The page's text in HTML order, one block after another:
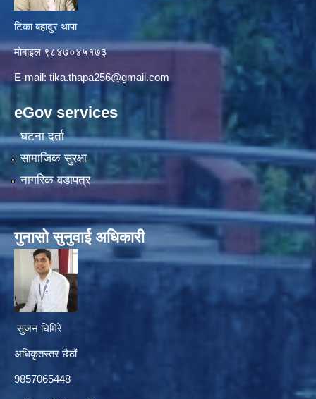
टिका बहादुर थापा
माे‍बाइल ९८४७०४५१७३
E-mail: tika.thapa256@gmail.com
eGov services
घटना दर्ता
सामाजिक सुरक्षा
नागरिक वडापत्र
गुनासाे सुनुवाई अधिकारी
सुजन घिमिरे
अधिकृतस्तर छैठौं‌
9857065448